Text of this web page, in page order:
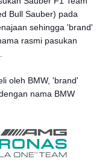
Bull Sauber) pada
sehingga 'brand'
rasmi pasukan
oleh BMW, 'brand'
nama BMW